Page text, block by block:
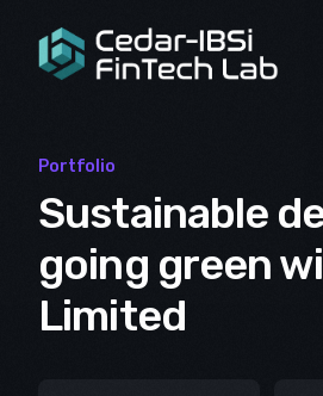
Portfolio
Sustainable
going green
Limited